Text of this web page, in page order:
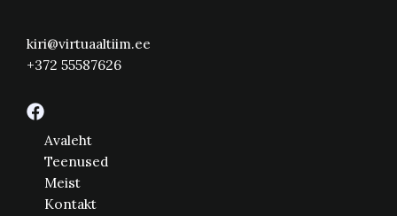
kiri@virtuaaltiim.ee​
+372 55587626
Avaleht
Teenused
Meist
Kontakt